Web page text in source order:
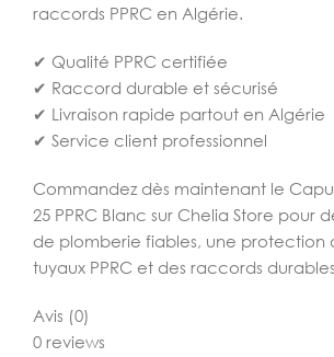
raccords PPRC en Algérie.
✔ Qualité PPRC certifiée
✔ Raccord durable et sécurisé
✔ Livraison rapide partout en Algérie
✔ Service client professionnel
Commandez dès maintenant le
25 PPRC Blanc sur Chelia Store pour
de plomberie fiables, une protection
tuyaux PPRC et des raccords
Avis (0)
0 reviews